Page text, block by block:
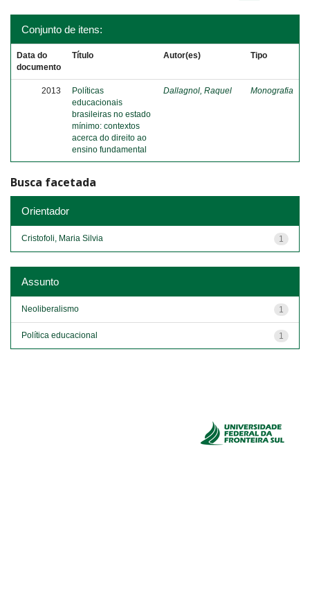
Conjunto de itens:
Data do
documento
Título Autor(es) Tipo
2013
Políticas
educacionais
brasileiras no estado
mínimo: contextos
acerca do direito ao
ensino fundamental
Dallagnol, Raquel Monografia
Busca facetada
Orientador
1
Cristofoli, Maria Silvia
Assunto
1
Neoliberalismo
1
Política educacional